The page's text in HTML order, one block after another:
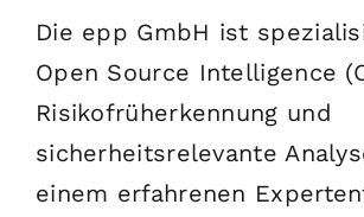
Die epp GmbH ist
Open Source Intelligence
Risikofrüherkennung und
sicherheitsrelevante
einem erfahrenen